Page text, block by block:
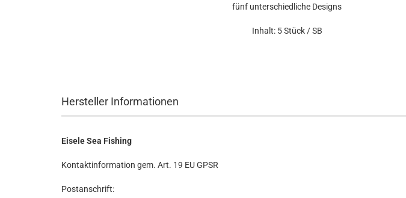
fünf unterschiedliche Designs
Inhalt: 5 Stück / SB
Hersteller Informationen
Eisele Sea Fishing
Kontaktinformation gem. Art. 19 EU GPSR
Postanschrift: